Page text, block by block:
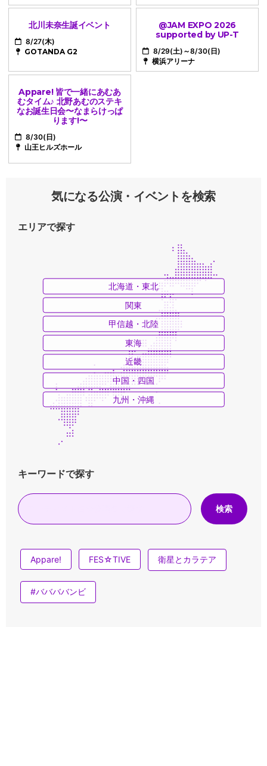
北川未奈生誕イベント
8/27(木)
GOTANDA G2
@JAM EXPO 2026
supported by UP-T
8/29(土)～8/30(日)
横浜アリーナ
Appare! 皆で一緒にあむあ
むタイム♪ 北野あむのステキ
なお誕生日会〜なまらけっぱ
ります!〜
8/30(日)
山王ヒルズホール
気になる公演・イベントを検索
エリアで探す
北海道・東北
関東
甲信越・北陸
東海
近畿
中国・四国
九州・沖縄
キーワードで探す
検索
Appare! FES☆TIVE 衛星とカラテア
#ババババンビ